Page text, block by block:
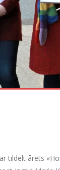
tildelt årets